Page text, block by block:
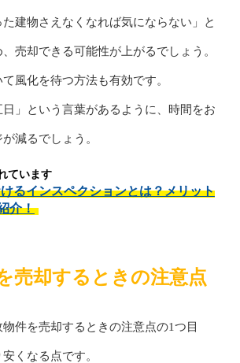
た建物さえなくなれば気にならない」と
売却できる可能性が上がるでしょう。
風化を待つ方法も有効です。
日」という言葉があるように、時間をお
減るでしょう。
ています
るインスペクションとは？メリット
介！
売却するときの注意点
件を売却するときの注意点の1つ目
くなる点です。